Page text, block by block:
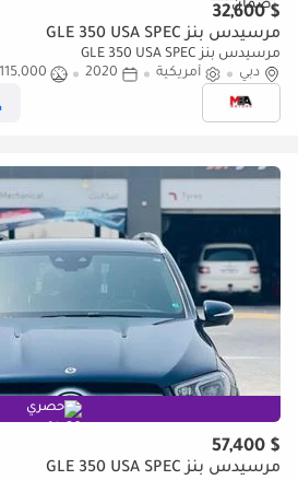
$ 32,600
مرسيدس بنز GLE 350 USA SPEC
مرسيدس بنز GLE 350 USA SPEC
دبي
أمريكية 2020
115,000 كيلومتر
حصري
$ 57,400
مرسيدس بنز GLE 350 USA SPEC